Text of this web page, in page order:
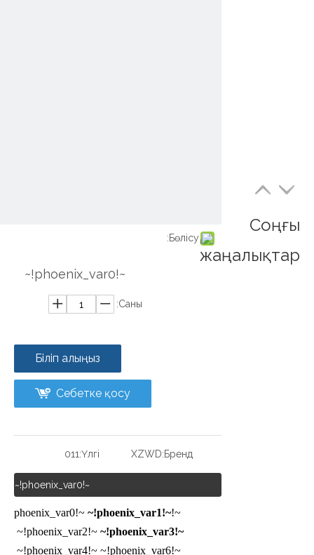
Бөлісу:
~!phoenix_var0!~
Саны:
Біліп алыңыз
Себетке қосу
Үлгі:
011 Бренд:
XZWD
~!phoenix_var0!~
~!phoenix_var0!~
~!phoenix_var1!~
~!phoenix_var2!~ ~!phoenix_var3!~
~!phoenix_var4!~ ~!phoenix_var6!~
Соңғы
жаңалықтар